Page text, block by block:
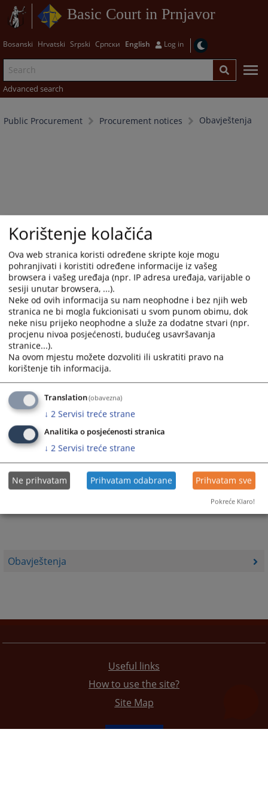
Basic Court in Prnjavor
Bosanski Hrvatski Srpski Српски English Log in
Advanced search
Public Procurement Procurement notices Obavještenja
Obavještenja
Trenutno nema vijesti
Useful links
How to use the site?
Site Map
Korištenje kolačića
Ova web stranica koristi određene skripte koje mogu
pohranjivati i koristiti određene informacije iz vašeg
browsera i vašeg uređaja (npr. IP adresa uređaja, varijable o
sesiji unutar browsera, ...).
Neke od ovih informacija su nam neophodne i bez njih web
stranica ne bi mogla fukcionisati u svom punom obimu, dok
neke nisu prijeko neophodne a služe za dodatne stvari (npr.
procjenu nivoa posjećenosti, budućeg usavršavanja
stranice...).
Na ovom mjestu možete dozvoliti ili uskratiti pravo na
korištenje tih informacija.
Translation(obavezna)
↓ 2 Servisi treće strane
Analitika o posjećenosti stranica
↓ 2 Servisi treće strane
Ne prihvatam Prihvatam odabrane Prihvatam sve
Pokreće Klaro!